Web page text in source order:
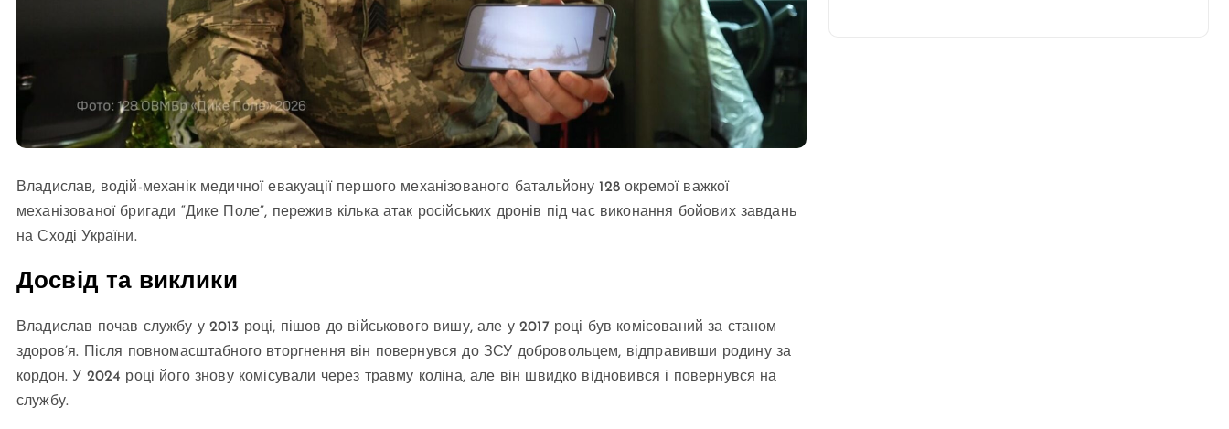
Владислав, водій-механік медичної евакуації першого механізованого батальйону 128 окремої важкої
механізованої бригади “Дике Поле”, пережив кілька атак російських дронів під час виконання бойових завдань
на Сході України.
Досвід та виклики
Владислав почав службу у 2013 році, пішов до військового вишу, але у 2017 році був комісований за станом
здоров’я. Після повномасштабного вторгнення він повернувся до ЗСУ добровольцем, відправивши родину за
кордон. У 2024 році його знову комісували через травму коліна, але він швидко відновився і повернувся на
службу.